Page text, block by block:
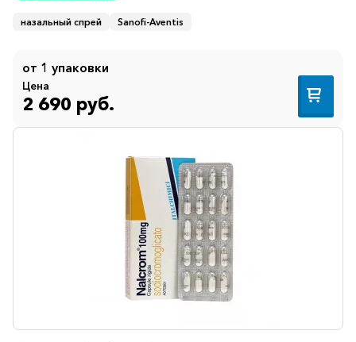
назальный спрей Sanofi-Aventis
от 1 упаковки
Цена
2 690 руб.